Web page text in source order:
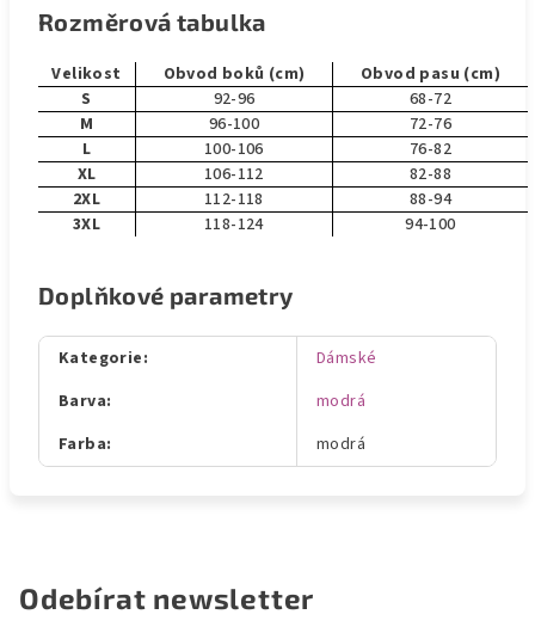
Rozměrová tabulka
Velikost Obvod boků (cm)
Obvod pasu (cm)
S
92-96
68-72
M
96-100
72-76
L
100-106
76-82
XL
106-112
82-88
2XL
112-118
88-94
3XL
118-124 94-100
Doplňkové parametry
Kategorie:
Dámské
Barva:
modrá
Farba: modrá
Odebírat newsletter